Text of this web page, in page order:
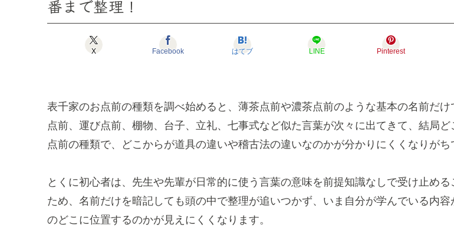
番まで整理！
X Facebook はてブ LINE Pinterest
表千家のお点前の種類を調べ始めると、薄茶点前や濃茶点前のような基本の名前だけ
点前、運び点前、棚物、台子、立礼、七事式など似た言葉が次々に出てきて、結局ど
点前の種類で、どこからが道具の違いや稽古法の違いなのかが分かりにくくなりがち
とくに初心者は、先生や先輩が日常的に使う言葉の意味を前提知識なしで受け止める
ため、名前だけを暗記しても頭の中で整理が追いつかず、いま自分が学んでいる内容
のどこに位置するのかが見えにくくなります。